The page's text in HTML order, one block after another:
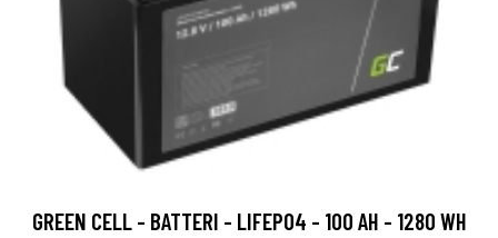
GREEN CELL - BATTERI - LIFEPO4 - 100 AH - 1280 WH